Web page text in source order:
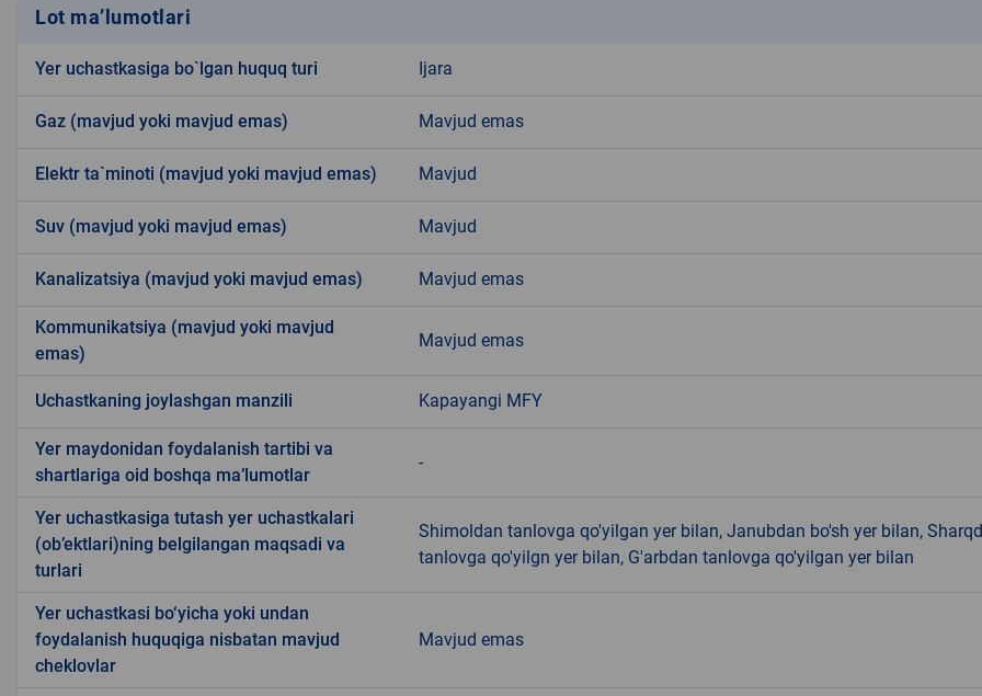
Lot ma’lumotlari
Yer uchastkasiga bo`lgan huquq turi Ijara
Gaz (mavjud yoki mavjud emas) Mavjud emas
Elektr ta`minoti (mavjud yoki mavjud emas) Mavjud
Suv (mavjud yoki mavjud emas) Mavjud
Kanalizatsiya (mavjud yoki mavjud emas) Mavjud emas
Kommunikatsiya (mavjud yoki mavjud
emas)
Mavjud emas
Uchastkaning joylashgan manzili Kapayangi MFY
Yer maydonidan foydalanish tartibi va
shartlariga oid boshqa ma’lumotlar
-
Yer uchastkasiga tutash yer uchastkalari
(ob’ektlari)ning belgilangan maqsadi va
turlari
Shimoldan tanlovga qo'yilgan yer bilan, Janubdan bo'sh yer bilan,
tanlovga qo'yilgn yer bilan, G'arbdan tanlovga qo'yilgan yer bilan
Yer uchastkasi bo‘yicha yoki undan
foydalanish huquqiga nisbatan mavjud
cheklovlar
Mavjud emas